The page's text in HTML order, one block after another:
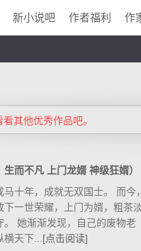
新小说吧 作者福利 作
其他优秀作品吧。
而不凡 上门龙婿 神级狂婿）
马十年，成就无双国士。 而今
下一世荣耀，上门为婿，粗茶
。 她渐渐发现，自己的废物老
天下... [点击阅读]